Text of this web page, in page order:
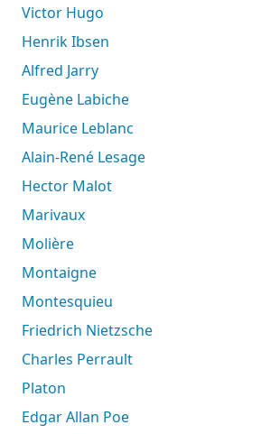
Victor Hugo
Henrik Ibsen
Alfred Jarry
Eugène Labiche
Maurice Leblanc
Alain-René Lesage
Hector Malot
Marivaux
Molière
Montaigne
Montesquieu
Friedrich Nietzsche
Charles Perrault
Platon
Edgar Allan Poe